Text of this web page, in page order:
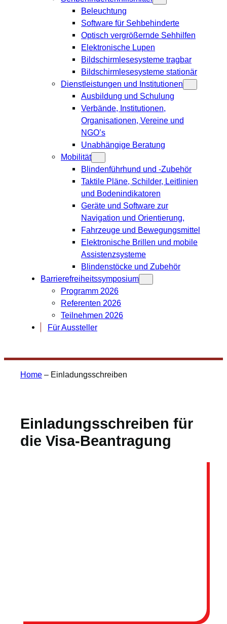
Beleuchtung
Software für Sehbehinderte
Optisch vergrößernde Sehhilfen
Elektronische Lupen
Bildschirmlesesysteme tragbar
Bildschirmlesesysteme stationär
Dienstleistungen und Institutionen
Ausbildung und Schulung
Verbände, Institutionen,
Organisationen, Vereine und
NGO’s
Unabhängige Beratung
Mobilität
Blindenführhund und -Zubehör
Taktile Pläne, Schilder, Leitlinien
und Bodenindikatoren
Geräte und Software zur
Navigation und Orientierung,
Fahrzeuge und Bewegungsmittel
Elektronische Brillen und mobile
Assistenzsysteme
Blindenstöcke und Zubehör
Barrierefreiheitssymposium
Programm 2026
Referenten 2026
Teilnehmen 2026
Für Aussteller
Home – Einladungsschreiben
Einladungsschreiben für
die Visa-Beantragung